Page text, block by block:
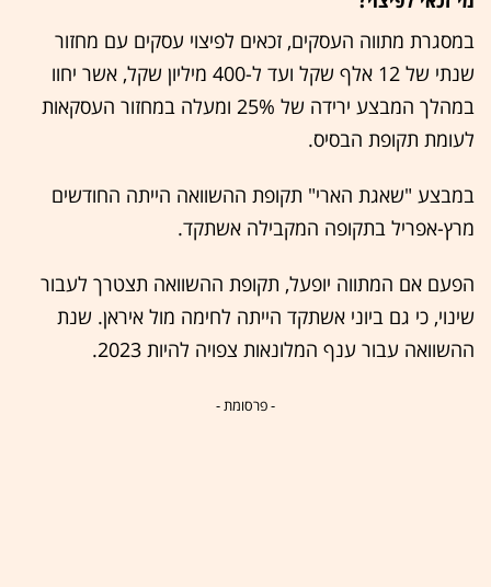
במסגרת מתווה העסקים, זכאים לפיצוי עסקים עם מחזור
שנתי של 12 אלף שקל ועד ל-400 מיליון שקל, אשר יחוו
במהלך המבצע ירידה של 25% ומעלה במחזור העסקאות
לעומת תקופת הבסיס.
במבצע "שאגת הארי" תקופת ההשוואה הייתה החודשים
מרץ-אפריל בתקופה המקבילה אשתקד.
הפעם אם המתווה יופעל, תקופת ההשוואה תצטרך לעבור
שינוי, כי גם ביוני אשתקד הייתה לחימה מול איראן. שנת
ההשוואה עבור ענף המלונאות צפויה להיות 2023.
- פרסומת -